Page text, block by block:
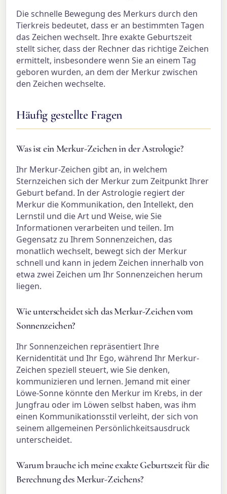
Die schnelle Bewegung des Merkurs durch den
Tierkreis bedeutet, dass er an bestimmten Tagen
das Zeichen wechselt. Ihre exakte Geburtszeit
stellt sicher, dass der Rechner das richtige Zeichen
ermittelt, insbesondere wenn Sie an einem Tag
geboren wurden, an dem der Merkur zwischen
den Zeichen wechselte.
Häufig gestellte Fragen
Was ist ein Merkur-Zeichen in der Astrologie?
Ihr Merkur-Zeichen gibt an, in welchem
Sternzeichen sich der Merkur zum Zeitpunkt Ihrer
Geburt befand. In der Astrologie regiert der
Merkur die Kommunikation, den Intellekt, den
Lernstil und die Art und Weise, wie Sie
Informationen verarbeiten und teilen. Im
Gegensatz zu Ihrem Sonnenzeichen, das
monatlich wechselt, bewegt sich der Merkur
schnell und kann in jedem Zeichen innerhalb von
etwa zwei Zeichen um Ihr Sonnenzeichen herum
liegen.
Wie unterscheidet sich das Merkur-Zeichen vom
Sonnenzeichen?
Ihr Sonnenzeichen repräsentiert Ihre
Kernidentität und Ihr Ego, während Ihr Merkur-
Zeichen speziell steuert, wie Sie denken,
kommunizieren und lernen. Jemand mit einer
Löwe-Sonne könnte den Merkur im Krebs, in der
Jungfrau oder im Löwen selbst haben, was ihm
einen Kommunikationsstil verleiht, der sich von
seinem allgemeinen Persönlichkeitsausdruck
unterscheidet.
Warum brauche ich meine exakte Geburtszeit für die
Berechnung des Merkur-Zeichens?